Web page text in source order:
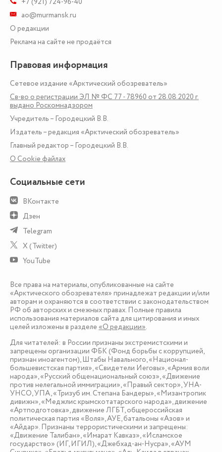
ao@murmansk.ru
О редакции
Реклама на сайте не продаётся
Правовая информация
Сетевое издание «Арктический обозреватель»
Св-во о регистрации ЭЛ № ФС 77 - 78960 от 28.08.2020 г.
выдано Роскомнадзором
Учредитель – Городецкий В.В.
Издатель – редакция «Арктический обозреватель»
Главный редактор – Городецкий В.В.
О Сookie файлах
Социальные сети
ВКонтакте
Дзен
Telegram
X (Twitter)
YouTube
Все права на материалы, опубликованные на сайте
«Арктического обозревателя» принадлежат редакции и/или
авторам и охраняются в соответствии с законодательством
РФ об авторских и смежных правах. Полные правила
использования материалов сайта для цитирования и иных
целей изложены в разделе «О редакции».
Для читателей: в России признаны экстремистскими и
запрещены организации ФБК (Фонд борьбы с коррупцией,
признан иноагентом), Штабы Навального, «Национал-
большевистская партия», «Свидетели Иеговы», «Армия воли
народа», «Русский общенациональный союз», «Движение
против нелегальной иммиграции», «Правый сектор», УНА-
УНСО, УПА, «Тризуб им. Степана Бандеры», «Мизантропик
дивижн», «Меджлис крымскотатарского народа», движение
«Артподготовка», движение ЛГБТ, общероссийская
политическая партия «Воля», АУЕ, батальоны «Азов» и
«Айдар». Признаны террористическими и запрещены:
«Движение Талибан», «Имарат Кавказ», «Исламское
государство» (ИГ, ИГИЛ), «Джебхад-ан-Нусра», «АУМ